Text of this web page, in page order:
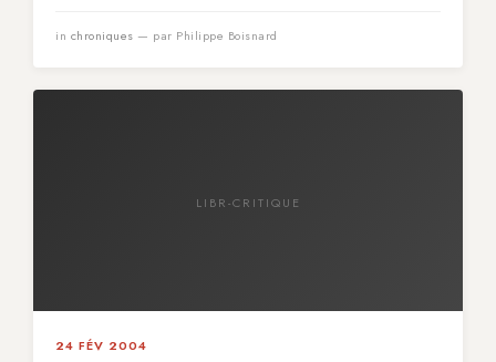
in chroniques — par Philippe Boisnard
LIBR-CRITIQUE
24 FÉV 2004